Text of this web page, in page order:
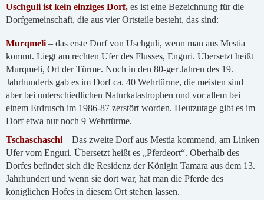
Uschguli ist kein einziges Dorf,es ist eine Bezeichnung für die
Dorfgemeinschaft, die aus vier Ortsteile besteht, das sind:
Murqmeli – das erste Dorf von Uschguli, wenn man aus Mestia
kommt. Liegt am rechten Ufer des Flusses, Enguri. Übersetzt heißt
Murqmeli, Ort der Türme. Noch in den 80-ger Jahren des 19.
Jahrhunderts gab es im Dorf ca. 40 Wehrtürme, die meisten sind
aber bei unterschiedlichen Naturkatastrophen und vor allem bei
einem Erdrusch im 1986-87 zerstört worden. Heutzutage gibt es im
Dorf etwa nur noch 9 Wehrtürme.
Tschaschaschi – Das zweite Dorf aus Mestia kommend, am Linken
Ufer vom Enguri. Übersetzt heißt es „Pferdeort“. Oberhalb des
Dorfes befindet sich die Residenz der Königin Tamara aus dem 13.
Jahrhundert und wenn sie dort war, hat man die Pferde des
königlichen Hofes in diesem Ort stehen lassen.